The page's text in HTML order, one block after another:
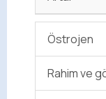
Östrojen
Rahim ve